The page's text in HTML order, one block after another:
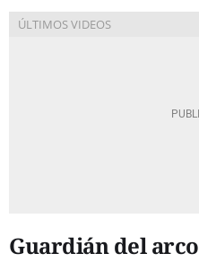
Guardián del arco